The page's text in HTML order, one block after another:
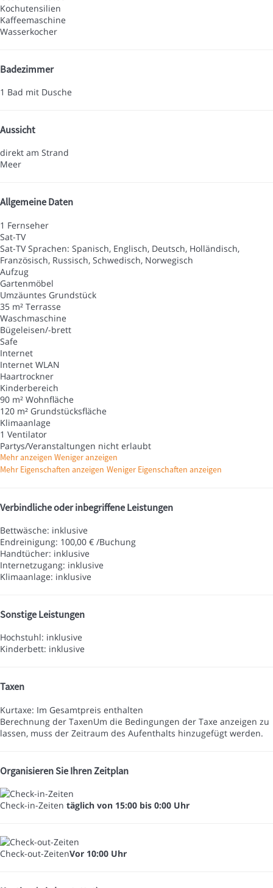
Kochutensilien
Kaffeemaschine
Wasserkocher
Badezimmer
1 Bad mit Dusche
Aussicht
direkt am Strand
Meer
Allgemeine Daten
1 Fernseher
Sat-TV
Sat-TV Sprachen: Spanisch, Englisch, Deutsch, Holländisch,
Französisch, Russisch, Schwedisch, Norwegisch
Aufzug
Gartenmöbel
Umzäuntes Grundstück
35 m² Terrasse
Waschmaschine
Bügeleisen/-brett
Safe
Internet
Internet WLAN
Haartrockner
Kinderbereich
90 m² Wohnfläche
120 m² Grundstücksfläche
Klimaanlage
1 Ventilator
Partys/Veranstaltungen nicht erlaubt
Mehr anzeigen Weniger anzeigen
Mehr Eigenschaften anzeigen Weniger Eigenschaften anzeigen
Verbindliche oder inbegriffene Leistungen
Bettwäsche: inklusive
Endreinigung: 100,00 € /Buchung
Handtücher: inklusive
Internetzugang: inklusive
Klimaanlage: inklusive
Sonstige Leistungen
Hochstuhl: inklusive
Kinderbett: inklusive
Taxen
Kurtaxe: Im Gesamtpreis enthalten
Berechnung der TaxenUm die Bedingungen der Taxe anzeigen zu
lassen, muss der Zeitraum des Aufenthalts hinzugefügt werden.
Organisieren Sie Ihren Zeitplan
Check-in-Zeiten täglich von 15:00 bis 0:00 Uhr
Check-out-ZeitenVor 10:00 Uhr